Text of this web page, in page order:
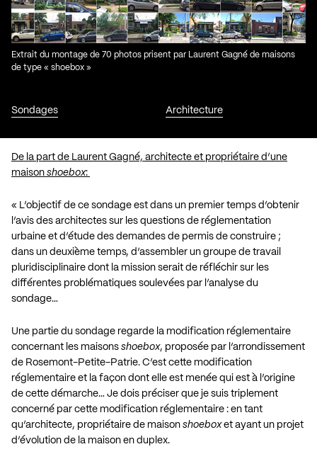
Sondages Architecture
Extrait du montage de 70 photos prisent par Laurent Gagné de maisons
de type « shoebox »
De la part de Laurent Gagné, architecte et propriétaire d’une
maison shoebox:
« L’objectif de ce sondage est dans un premier temps d’obtenir
l’avis des architectes sur les questions de réglementation
urbaine et d’étude des demandes de permis de construire ;
dans un deuxième temps, d’assembler un groupe de travail
pluridisciplinaire dont la mission serait de réfléchir sur les
différentes problématiques soulevées par l’analyse du
sondage…
Une partie du sondage regarde la modification réglementaire
concernant les maisons shoebox, proposée par l’arrondissement
de Rosemont-Petite-Patrie. C’est cette modification
réglementaire et la façon dont elle est menée qui est à l’origine
de cette démarche… Je dois préciser que je suis triplement
concerné par cette modification réglementaire : en tant
qu’architecte, propriétaire de maison shoeboxet ayant un projet
d’évolution de la maison en duplex.